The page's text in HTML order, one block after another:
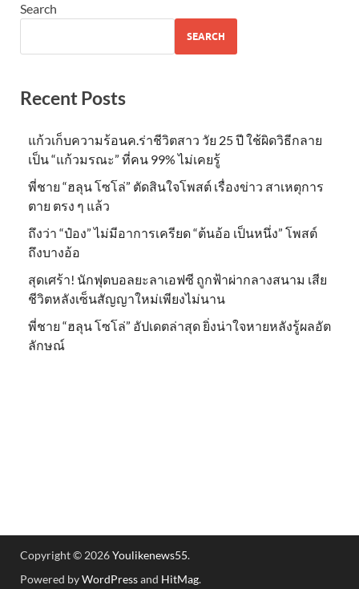
Search
SEARCH
Recent Posts
แก้วเก็บความร้อนค.ร่าชีวิตสาว วัย 25 ปี ใช้ผิดวิธีกลาย
เป็น “แก้วมรณะ” ที่คน 99% ไม่เคยรู้
พี่ชาย “ฮลุน โซโล่” ตัดสินใจโพสต์ เรื่องข่าว สาเหตุการ
ตาย ตรง ๆ แล้ว
ถึงว่า “ป๋อง” ไม่มีอาการเครียด “ต้นอ้อ เป็นหนึ่ง” โพสต์
ถึงบางอ้อ
สุดเศร้า! นักฟุตบอลยะลาเอฟซี ถูกฟ้าผ่ากลางสนาม เสีย
ชีวิตหลังเซ็นสัญญาใหม่เพียงไม่นาน
พี่ชาย “ฮลุน โซโล่” อัปเดตล่าสุด ยิ่งน่าใจหายหลังรู้ผลอัต
ลักษณ์
Copyright © 2026Youlikenews55.
Powered byWordPressand HitMag.